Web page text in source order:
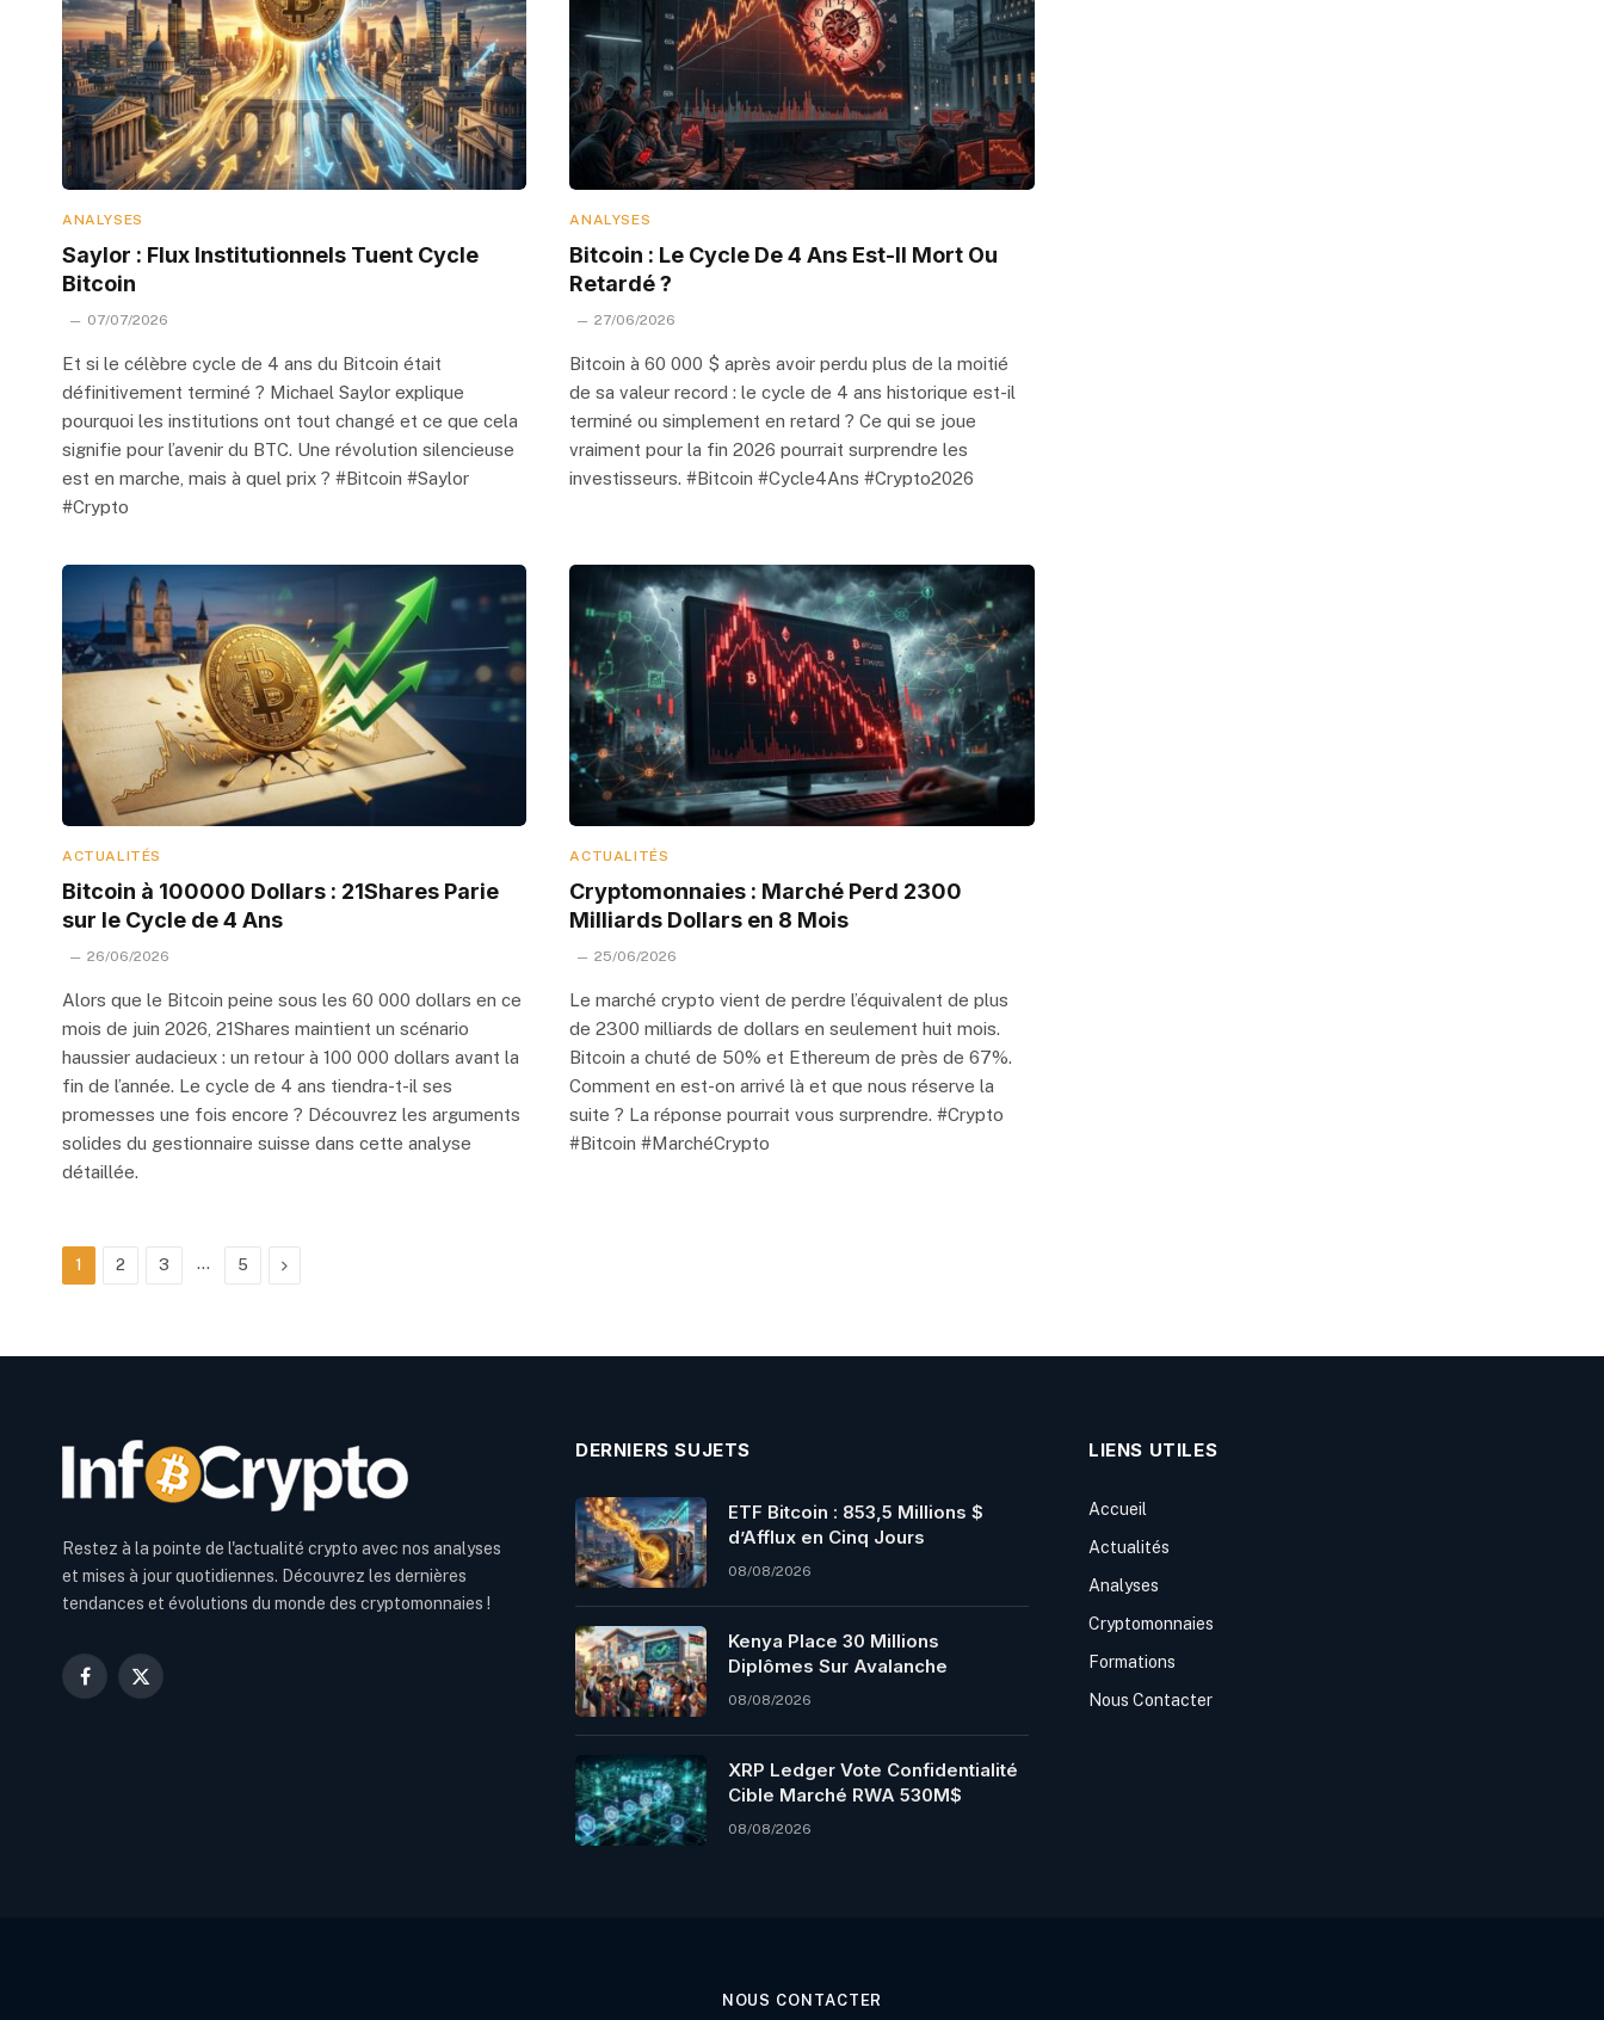
ANALYSES
Saylor : Flux Institutionnels Tuent Cycle
Bitcoin
07/07/2026
Et si le célèbre cycle de 4 ans du Bitcoin était
définitivement terminé ? Michael Saylor explique
pourquoi les institutions ont tout changé et ce que cela
signifie pour l’avenir du BTC. Une révolution silencieuse
est en marche, mais à quel prix ? #Bitcoin #Saylor
#Crypto
ANALYSES
Bitcoin : Le Cycle De 4 Ans Est-Il Mort Ou
Retardé ?
27/06/2026
Bitcoin à 60 000 $ après avoir perdu plus de la moitié
de sa valeur record : le cycle de 4 ans historique est-il
terminé ou simplement en retard ? Ce qui se joue
vraiment pour la fin 2026 pourrait surprendre les
investisseurs. #Bitcoin #Cycle4Ans #Crypto2026
ACTUALITÉS
Bitcoin à 100000 Dollars : 21Shares Parie
sur le Cycle de 4 Ans
26/06/2026
Alors que le Bitcoin peine sous les 60 000 dollars en ce
mois de juin 2026, 21Shares maintient un scénario
haussier audacieux : un retour à 100 000 dollars avant la
fin de l’année. Le cycle de 4 ans tiendra-t-il ses
promesses une fois encore ? Découvrez les arguments
solides du gestionnaire suisse dans cette analyse
détaillée.
ACTUALITÉS
Cryptomonnaies : Marché Perd 2300
Milliards Dollars en 8 Mois
25/06/2026
Le marché crypto vient de perdre l’équivalent de plus
de 2300 milliards de dollars en seulement huit mois.
Bitcoin a chuté de 50% et Ethereum de près de 67%.
Comment en est-on arrivé là et que nous réserve la
suite ? La réponse pourrait vous surprendre. #Crypto
#Bitcoin #MarchéCrypto
1 2 3 … 5 Next
Restez à la pointe de l'actualité crypto avec nos analyses
et mises à jour quotidiennes. Découvrez les dernières
tendances et évolutions du monde des cryptomonnaies !
Facebook
X
DERNIERS SUJETS
ETF Bitcoin : 853,5 Millions $
d’Afflux en Cinq Jours
08/08/2026
Kenya Place 30 Millions
Diplômes Sur Avalanche
08/08/2026
XRP Ledger Vote Confidentialité
Cible Marché RWA 530M$
08/08/2026
LIENS UTILES
Accueil
Actualités
Analyses
Cryptomonnaies
Formations
Nous Contacter
NOUS CONTACTER